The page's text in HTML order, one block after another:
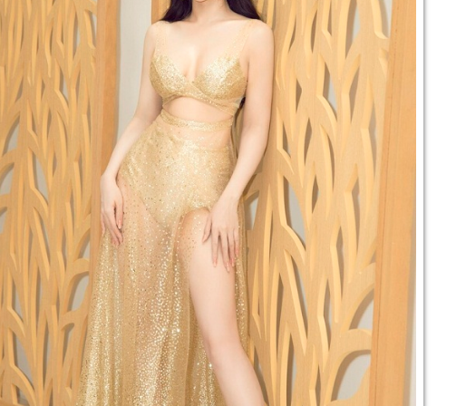
cool", mà là cool một cách… không cần cố.
APR
Đẳng Cấp Không Cần Lên Tiếng: Miss Quyn Si Và
Nghệ Thuật Tinh Giản
Giữa nhịp chảy không ngừng của Bangkok nơi thời trang đường phố
luôn cạnh tranh từng khoảnh khắc, Miss Quyn Si không cần cố gắng để
nổi bật. Cô đơn giản xuất hiện, và mọi thứ xung quanh dường như tự
động hạ tông.
Bộ blazer dáng dài được xử lý với độ chính xác gần như tuyệt đối:
phom vai sắc, đường cắt gọn, độ rũ vừa đủ để ôm lấy cơ thể mà không
hề gò bó.
22
Ao Zang và Miss Quyn Si ''gây bão'' với bộ ảnh mới
Không cần drama, không cần chiêu trò truyền thông rầm rộ, chỉ
một bộ ảnh mới cũng đủ khiến cộng đồng mạng “đứng ngồi không
yên” khi siêu mẫu Trung Quốc Ao Zang bất ngờ kết hợp cùng Miss
Quyn Si trong một concept thời trang mang màu sắc high-fashion cực
mạnh.
Ngay từ những khung hình đầu tiên, Ao Zang đã chứng minh vì sao anh
được xem là gương mặt mang “khí chất runway quốc tế”.